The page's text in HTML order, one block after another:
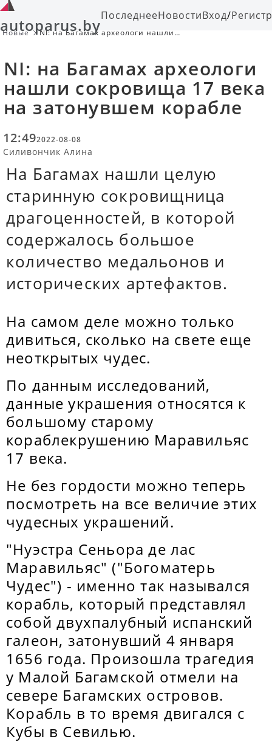
autoparus.byПоследнееНовостиВход/
Новые
NI: на Багамах археологи нашли
NI: на Багамах археологи
нашли сокровища 17 века
на затонувшем корабле
12:492022-08-08
Силивончик Алина
На Багамах нашли целую
старинную сокровищница
драгоценностей, в которой
содержалось большое
количество медальонов и
исторических артефактов.
На самом деле можно только
дивиться, сколько на свете еще
неоткрытых чудес.
По данным исследований,
данные украшения относятся к
большому старому
кораблекрушению Маравильяс
17 века.
Не без гордости можно теперь
посмотреть на все величие этих
чудесных украшений.
"Нуэстра Сеньора де лас
Маравильяс" ("Богоматерь
Чудес") - именно так назывался
корабль, который представлял
собой двухпалубный испанский
галеон, затонувший 4 января
1656 года. Произошла трагедия
у Малой Багамской отмели на
севере Багамских островов.
Корабль в то время двигался с
Кубы в Севилью.